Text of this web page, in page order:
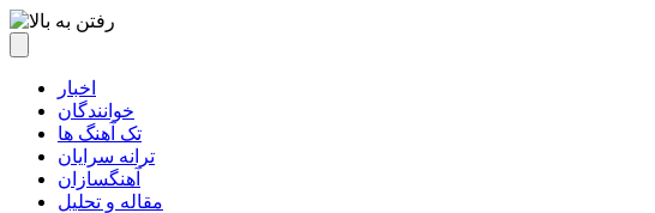
اخبار
خوانندگان
تک آهنگ ها
ترانه سرایان
آهنگسازان
مقاله و تحلیل